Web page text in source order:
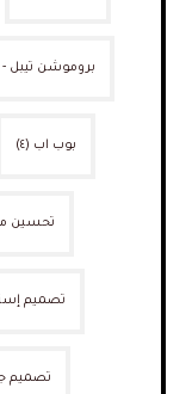
بروموشن تيبل -
بوب اب (٤)
تحسين
تصميم
تصميم